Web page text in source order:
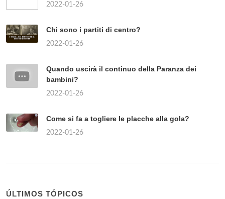
2022-01-26
Chi sono i partiti di centro?
2022-01-26
Quando uscirà il continuo della Paranza dei
bambini?
2022-01-26
Come si fa a togliere le placche alla gola?
2022-01-26
ÚLTIMOS TÓPICOS